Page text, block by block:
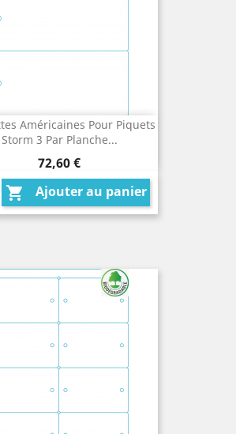
Américaines Pour Piquets
Storm 3 Par Planche...
Prix
72,60 €
 Ajouter au panier